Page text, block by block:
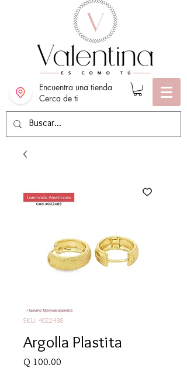
Encuentra una tienda
Cerca de ti
SKU: 4022488
Argolla Plastita
Q 100.00